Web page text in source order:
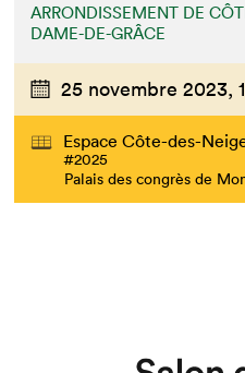
ARRONDISSEMENT DE
DAME-DE-GRÂCE
25 novembre 2023,
Espace Côte-des-
#2025
Palais des congrès de